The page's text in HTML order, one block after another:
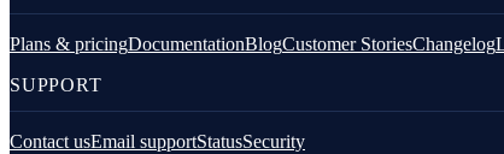
Plans & pricingDocumentationBlogCustomer StoriesChangelog
SUPPORT
Contact usEmail supportStatusSecurity